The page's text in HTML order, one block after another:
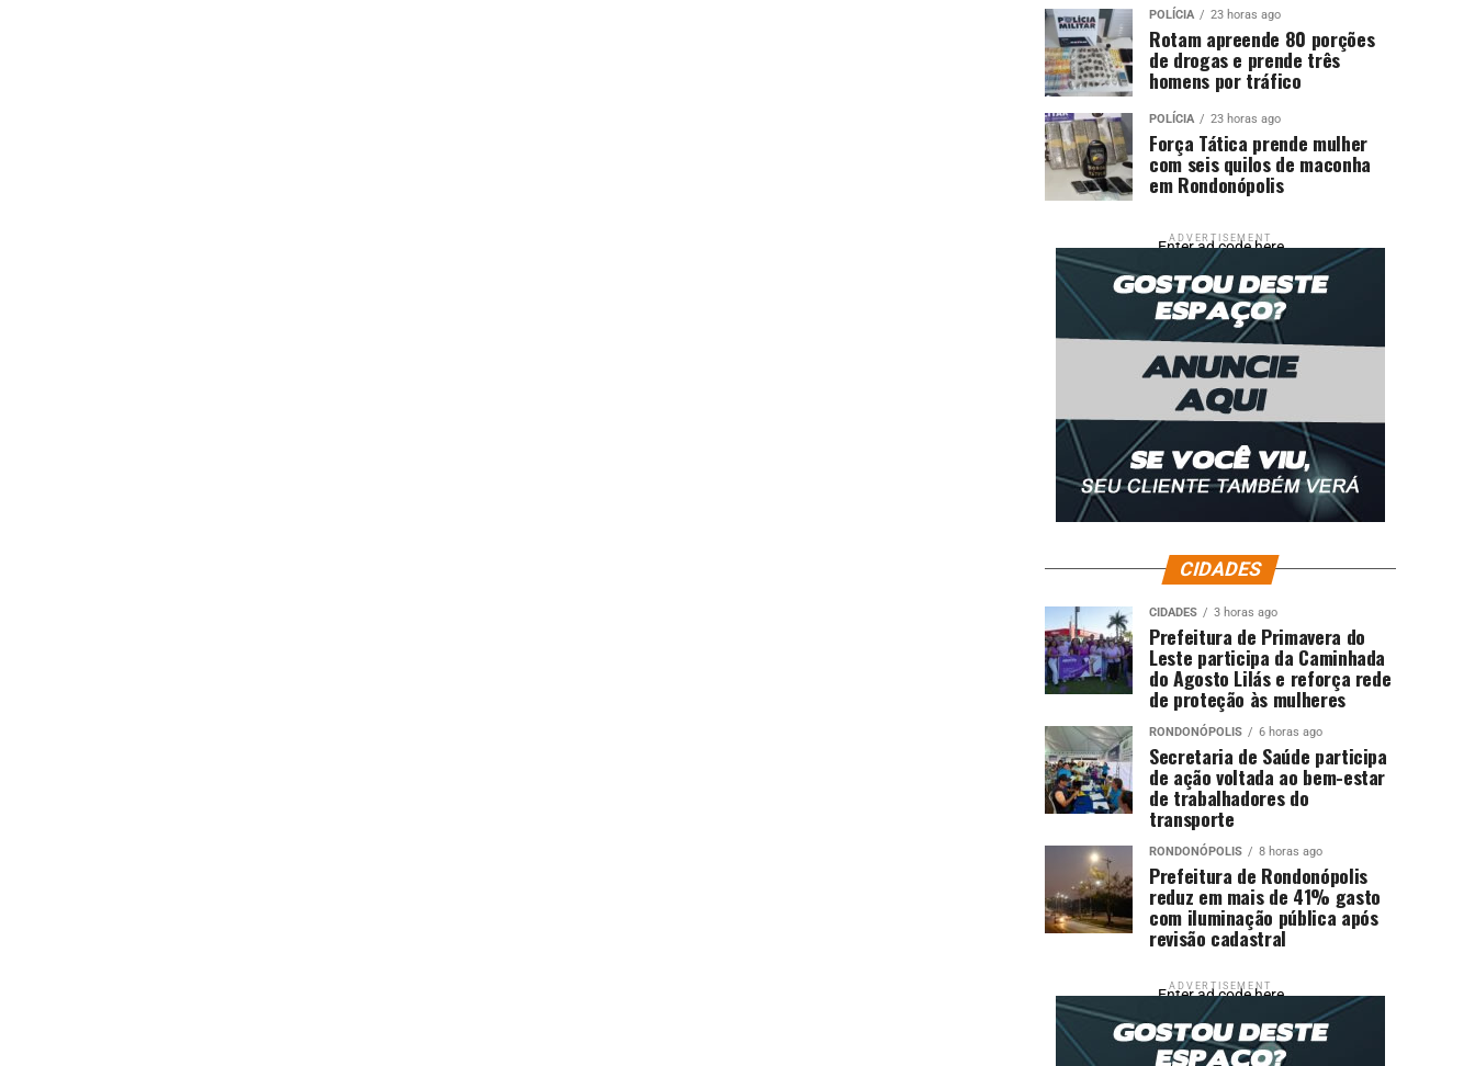
POLÍCIA 23 horas ago
Rotam apreende 80 porções
de drogas e prende três
homens por tráfico
POLÍCIA 23 horas ago
Força Tática prende mulher
com seis quilos de maconha
em Rondonópolis
ADVERTISEMENT
Enter ad code here
CIDADES
CIDADES 3 horas ago
Prefeitura de Primavera do
Leste participa da Caminhada
do Agosto Lilás e reforça rede
de proteção às mulheres
RONDONÓPOLIS 6 horas ago
Secretaria de Saúde participa
de ação voltada ao bem-estar
de trabalhadores do
transporte
RONDONÓPOLIS 8 horas ago
Prefeitura de Rondonópolis
reduz em mais de 41% gasto
com iluminação pública após
revisão cadastral
ADVERTISEMENT
Enter ad code here